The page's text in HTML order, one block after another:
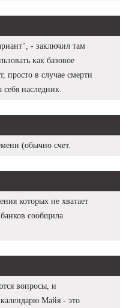
- заключил там
как базовое
просто в случае смерти
наследник.
(обычно счет.
которых не хватает
сообщила
вопросы, и
Майя - это